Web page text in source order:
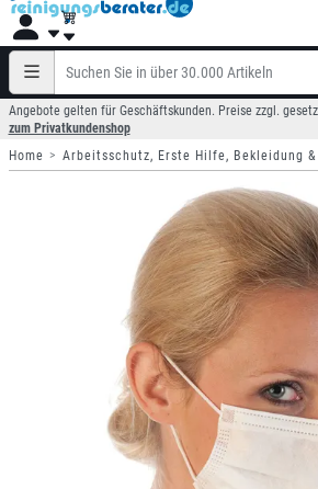
Angebote gelten für Geschäftskunden. Preise zzgl.
zum Privatkundenshop
Home
Arbeitsschutz, Erste Hilfe, Bekleidung &